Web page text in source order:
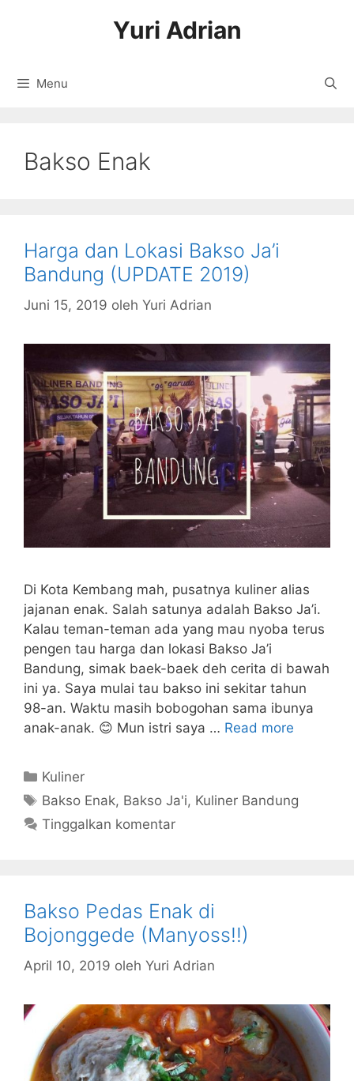
Yuri Adrian
Menu
Bakso Enak
Harga dan Lokasi Bakso Ja’i
Bandung (UPDATE 2019)
Juni 15, 2019 oleh Yuri Adrian
Di Kota Kembang mah, pusatnya kuliner alias
jajanan enak. Salah satunya adalah Bakso Ja’i.
Kalau teman-teman ada yang mau nyoba terus
pengen tau harga dan lokasi Bakso Ja’i
Bandung, simak baek-baek deh cerita di bawah
ini ya. Saya mulai tau bakso ini sekitar tahun
98-an. Waktu masih bobogohan sama ibunya
anak-anak. 😊 Mun istri saya … Read more
Kategori
Kuliner
Tag
Bakso Enak, Bakso Ja'i, Kuliner Bandung
Tinggalkan komentar
Bakso Pedas Enak di
Bojonggede (Manyoss!!)
April 10, 2019 oleh Yuri Adrian